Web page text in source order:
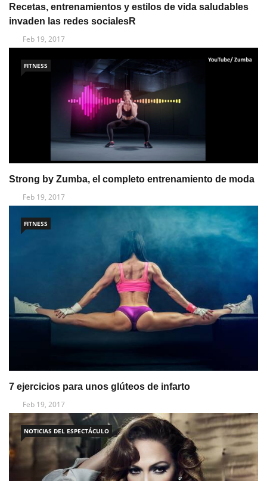
Recetas, entrenamientos y estilos de vida saludables
invaden las redes socialesR
Feb 19, 2017
FITNESS
Strong by Zumba, el completo entrenamiento de moda
Feb 19, 2017
FITNESS
7 ejercicios para unos glúteos de infarto
Feb 19, 2017
NOTICIAS DEL ESPECTÁCULO